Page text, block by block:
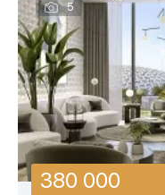
5
380 000